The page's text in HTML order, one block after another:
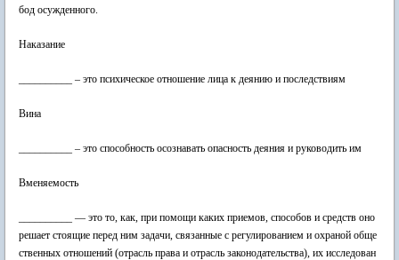
бод осужденного.
Наказание
__________ – это психическое отношение лица к деянию и последствиям
Вина
__________ – это способность осознавать опасность деяния и руководить им
Вменяемость
__________ — это то, как, при помощи каких приемов, способов и средств оно
решает стоящие перед ним задачи, связанные с регулированием и охраной обще
ственных отношений (отрасль права и отрасль законодательства), их исследован